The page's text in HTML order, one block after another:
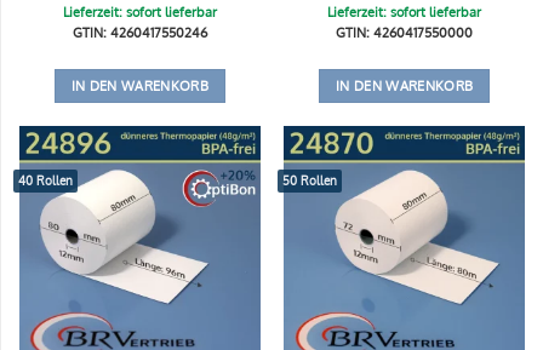
Lieferzeit: sofort lieferbar
GTIN: 4260417550246
IN DEN WARENKORB
Lieferzeit: sofort lieferbar
GTIN: 4260417550000
IN DEN WARENKORB
40 Rollen 50 Rollen